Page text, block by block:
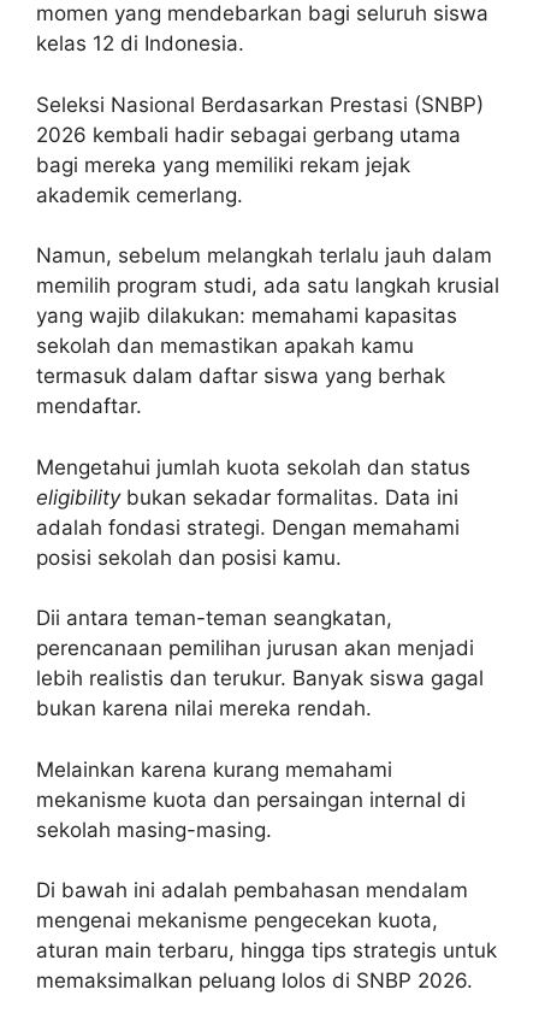
momen yang mendebarkan bagi seluruh siswa
kelas 12 di Indonesia.
Seleksi Nasional Berdasarkan Prestasi (SNBP)
2026 kembali hadir sebagai gerbang utama
bagi mereka yang memiliki rekam jejak
akademik cemerlang.
Namun, sebelum melangkah terlalu jauh dalam
memilih program studi, ada satu langkah krusial
yang wajib dilakukan: memahami kapasitas
sekolah dan memastikan apakah kamu
termasuk dalam daftar siswa yang berhak
mendaftar.
Mengetahui jumlah kuota sekolah dan status
eligibilitybukan sekadar formalitas. Data ini
adalah fondasi strategi. Dengan memahami
posisi sekolah dan posisi kamu.
Dii antara teman-teman seangkatan,
perencanaan pemilihan jurusan akan menjadi
lebih realistis dan terukur. Banyak siswa gagal
bukan karena nilai mereka rendah.
Melainkan karena kurang memahami
mekanisme kuota dan persaingan internal di
sekolah masing-masing.
Di bawah ini adalah pembahasan mendalam
mengenai mekanisme pengecekan kuota,
aturan main terbaru, hingga tips strategis untuk
memaksimalkan peluang lolos di SNBP 2026.